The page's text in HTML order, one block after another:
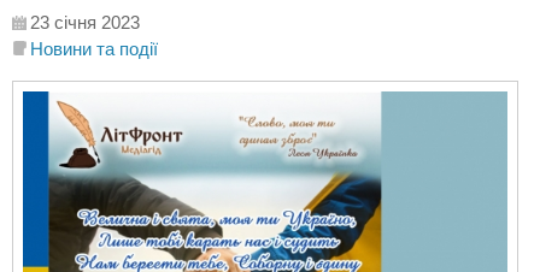
23 січня 2023
Новини та події